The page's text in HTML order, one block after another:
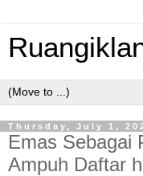
Thursday, July 1,
Emas Sebagai
Ampuh Daftar